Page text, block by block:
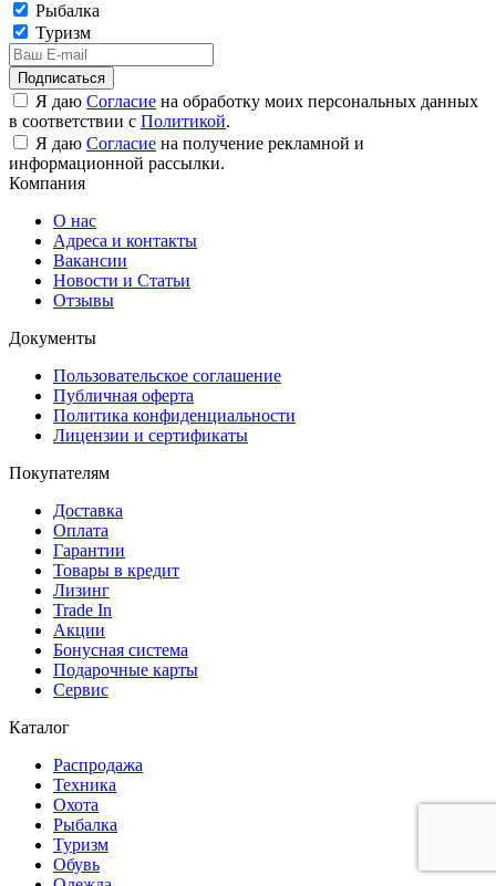
Рыбалка
Туризм
Подписаться
Я даю Согласие на обработку моих персональных данных
в соответствии с Политикой.
Я даю Согласие на получение рекламной и
информационной рассылки.
Компания
О нас
Адреса и контакты
Вакансии
Новости и Статьи
Отзывы
Документы
Пользовательское соглашение
Публичная оферта
Политика конфиденциальности
Лицензии и сертификаты
Покупателям
Доставка
Оплата
Гарантии
Товары в кредит
Лизинг
Trade In
Акции
Бонусная система
Подарочные карты
Сервис
Каталог
Распродажа
Техника
Охота
Рыбалка
Туризм
Обувь